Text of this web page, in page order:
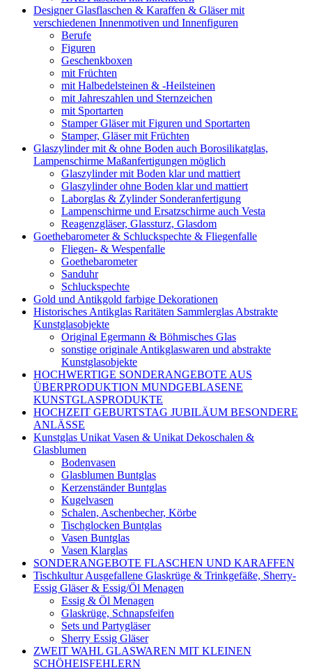
Designer Glasflaschen & Karaffen & Gläser mit
verschiedenen Innenmotiven und Innenfiguren
Berufe
Figuren
Geschenkboxen
mit Früchten
mit Halbedelsteinen & -Heilsteinen
mit Jahreszahlen und Sternzeichen
mit Sportarten
Stamper Gläser mit Figuren und Sportarten
Stamper, Gläser mit Früchten
Glaszylinder mit & ohne Boden auch Borosilikatglas,
Lampenschirme Maßanfertigungen möglich
Glaszylinder mit Boden klar und mattiert
Glaszylinder ohne Boden klar und mattiert
Laborglas & Zylinder Sonderanfertigung
Lampenschirme und Ersatzschirme auch Vesta
Reagenzgläser, Glassturz, Glasdom
Goethebarometer & Schluckspechte & Fliegenfalle
Fliegen- & Wespenfalle
Goethebarometer
Sanduhr
Schluckspechte
Gold und Antikgold farbige Dekorationen
Historisches Antikglas Raritäten Sammlerglas Abstrakte
Kunstglasobjekte
Original Egermann & Böhmisches Glas
sonstige originale Antikglaswaren und abstrakte
Kunstglasobjekte
HOCHWERTIGE SONDERANGEBOTE AUS
ÜBERPRODUKTION MUNDGEBLASENE
KUNSTGLASPRODUKTE
HOCHZEIT GEBURTSTAG JUBILÄUM BESONDERE
ANLÄSSE
Kunstglas Unikat Vasen & Unikat Dekoschalen &
Glasblumen
Bodenvasen
Glasblumen Buntglas
Kerzenständer Buntglas
Kugelvasen
Schalen, Aschenbecher, Körbe
Tischglocken Buntglas
Vasen Buntglas
Vasen Klarglas
SONDERANGEBOTE FLASCHEN UND KARAFFEN
Tischkultur Ausgefallene Glaskrüge & Trinkgefäße, Sherry-
Essig Gläser & Essig/Öl Menagen
Essig & Öl Menagen
Glaskrüge, Schnapsfeifen
Sets und Partygläser
Sherry Essig Gläser
ZWEIT WAHL GLASWAREN MIT KLEINEN
SCHÖHEISFEHLERN